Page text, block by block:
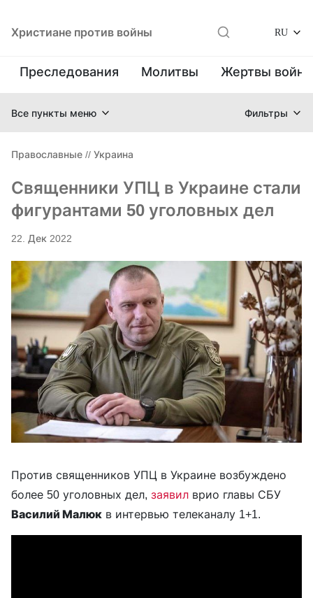
Христиане против войны RU
Преследования Молитвы Жертвы
Все пункты меню Фильтры
Православные // Украина
Священники УПЦ в Украине стали
фигурантами 50 уголовных дел
22. Дек 2022
Против священников УПЦ в Украине возбуждено
более 50 уголовных дел, заявил врио главы СБУ
Василий Малюк в интервью телеканалу 1+1.